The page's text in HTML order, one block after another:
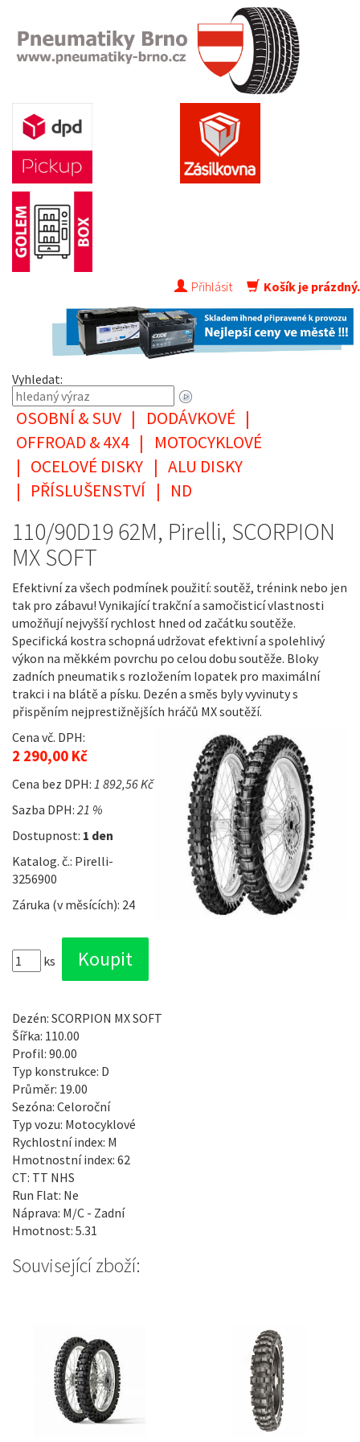
Přihlásit Košík je prázdný.
Vyhledat:
OSOBNÍ & SUV | DODÁVKOVÉ |
OFFROAD & 4X4 |
MOTOCYKLOVÉ
| OCELOVÉ DISKY | ALU DISKY
| PŘÍSLUŠENSTVÍ | ND
110/90D19 62M, Pirelli, SCORPION
MX SOFT
Efektivní za všech podmínek použití: soutěž, trénink nebo jen
tak pro zábavu! Vynikající trakční a samočisticí vlastnosti
umožňují nejvyšší rychlost hned od začátku soutěže.
Specifická kostra schopná udržovat efektivní a spolehlivý
výkon na měkkém povrchu po celou dobu soutěže. Bloky
zadních pneumatik s rozložením lopatek pro maximální
trakci i na blátě a písku. Dezén a směs byly vyvinuty s
přispěním nejprestižnějších hráčů MX soutěží.
Cena vč. DPH:
2 290,00 Kč
Cena bez DPH: 1 892,56 Kč
Sazba DPH: 21 %
Dostupnost: 1 den
Katalog. č.: Pirelli-
3256900
Záruka (v měsících): 24
ks
Dezén: SCORPION MX SOFT
Šířka: 110.00
Profil: 90.00
Typ konstrukce: D
Průměr: 19.00
Sezóna: Celoroční
Typ vozu: Motocyklové
Rychlostní index: M
Hmotnostní index: 62
CT: TT NHS
Run Flat: Ne
Náprava: M/C - Zadní
Hmotnost: 5.31
Související zboží: